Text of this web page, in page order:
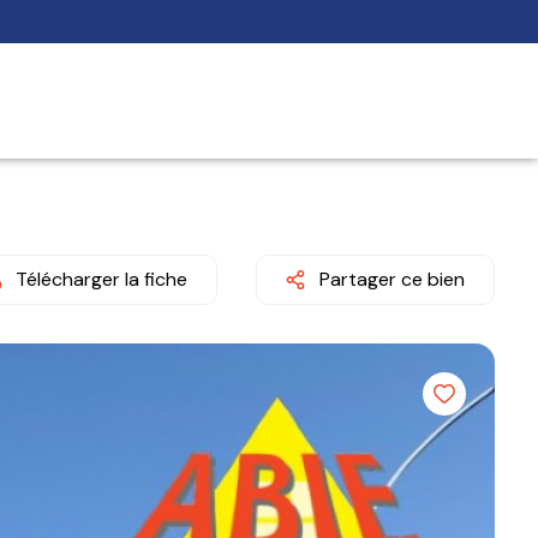
Télécharger la fiche Partager ce bien